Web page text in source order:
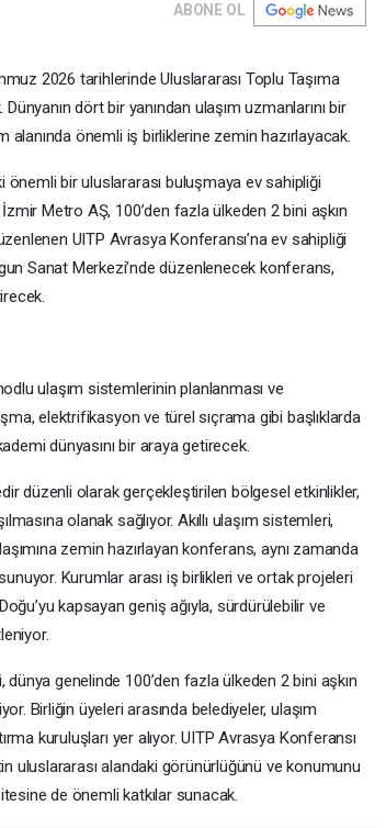
ABONE OL
2026 tarihlerinde Uluslararası Toplu Taşıma
dört bir yanından ulaşım uzmanlarını bir
alanında önemli iş birliklerine zemin hazırlayacak.
önemli bir uluslararası buluşmaya ev sahipliği
Metro AŞ, 100’den fazla ülkeden 2 bini aşkın
UITP Avrasya Konferansı’na ev sahipliği
Sanat Merkezi’nde düzenlenecek konferans,
ulaşım sistemlerinin planlanması ve
elektrifikasyon ve türel sıçrama gibi başlıklarda
dünyasını bir araya getirecek.
düzenli olarak gerçekleştirilen bölgesel etkinlikler,
olanak sağlıyor. Akıllı ulaşım sistemleri,
zemin hazırlayan konferans, aynı zamanda
Kurumlar arası iş birlikleri ve ortak projeleri
kapsayan geniş ağıyla, sürdürülebilir ve
dünya genelinde 100’den fazla ülkeden 2 bini aşkın
Birliğin üyeleri arasında belediyeler, ulaşım
kuruluşları yer alıyor. UITP Avrasya Konferansı
uluslararası alandaki görünürlüğünü ve konumunu
de önemli katkılar sunacak.